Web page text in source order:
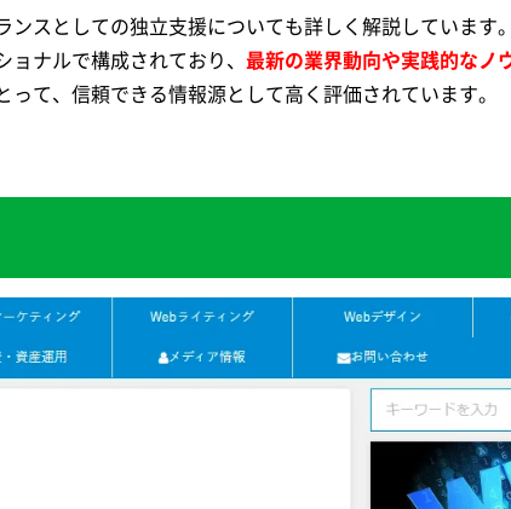
スとしての独立支援についても詳しく解説しています
ナルで構成されており、 最新の業界動向や実践的なノ
て、信頼できる情報源として高く評価されています。